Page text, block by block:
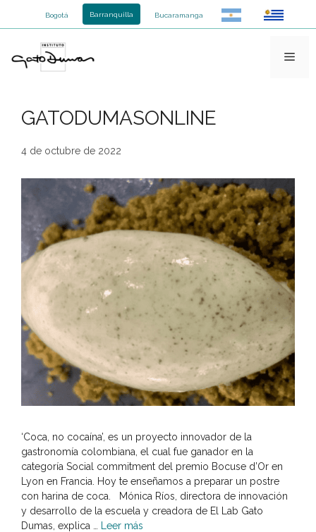
Bogotá Barranquilla Bucaramanga
GATODUMASONLINE
4 de octubre de 2022
‘Coca, no cocaína’, es un proyecto innovador de la
gastronomía colombiana, el cual fue ganador en la
categoría Social commitment del premio Bocuse d’Or en
Lyon en Francia. Hoy te enseñamos a preparar un postre
con harina de coca. Mónica Ríos, directora de innovación
y desarrollo de la escuela y creadora de El Lab Gato
Dumas, explica …
Leer más